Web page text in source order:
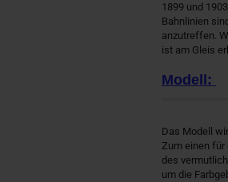
1899 und
Bahnlinien
anzutreffen.
ist am Gleis
Modell:
Das Modell
Zum einen
des
um die